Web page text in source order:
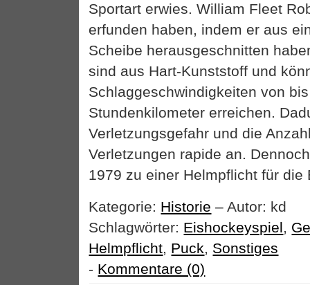
Sportart erwies. William Fleet
erfunden haben, indem er aus
Scheibe herausgeschnitten
sind aus Hart-Kunststoff und
Schlaggeschwindigkeiten von
Stundenkilometer erreichen.
Verletzungsgefahr und die
Verletzungen rapide an.
1979 zu einer Helmpflicht für die
Kategorie: Historie – Autor: kd
Schlagwörter: Eishockeyspiel,
Helmpflicht, Puck, Sonstiges
- Kommentare (0)